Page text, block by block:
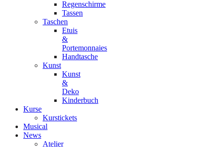
Regenschirme
Tassen
Taschen
Etuis
&
Portemonnaies
Handtasche
Kunst
Kunst
&
Deko
Kinderbuch
Kurse
Kurstickets
Musical
News
Atelier